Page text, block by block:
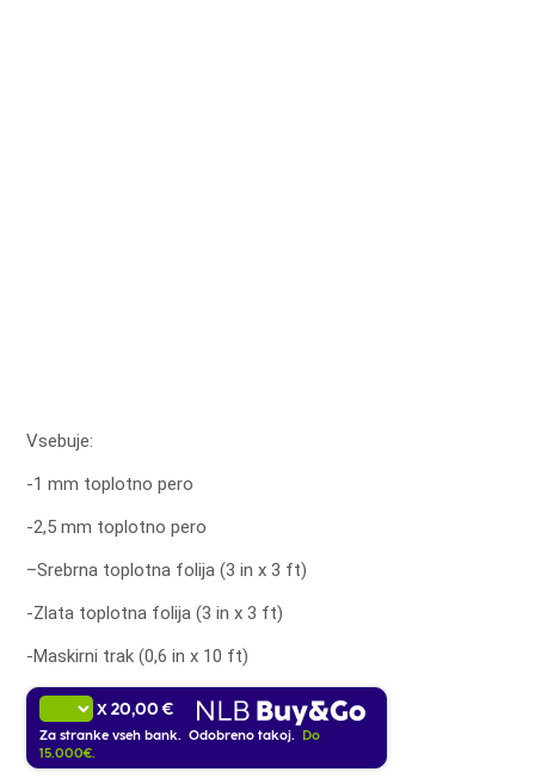
Vsebuje:
-1 mm toplotno pero
-2,5 mm toplotno pero
–Srebrna toplotna folija (3 in x 3 ft)
-Zlata toplotna folija (3 in x 3 ft)
-Maskirni trak (0,6 in x 10 ft)
X 20,00 €
Za stranke vseh bank. Odobreno takoj.
Do
15.000€.